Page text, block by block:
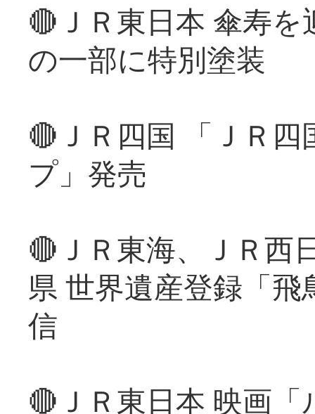
🔴ＪＲ東日本 傘寿
の一部に特別塗装
🔴ＪＲ四国 「ＪＲ
プ」発売
🔴ＪＲ東海、ＪＲ西
県 世界遺産登録「
信
🔴ＪＲ東日本 映画